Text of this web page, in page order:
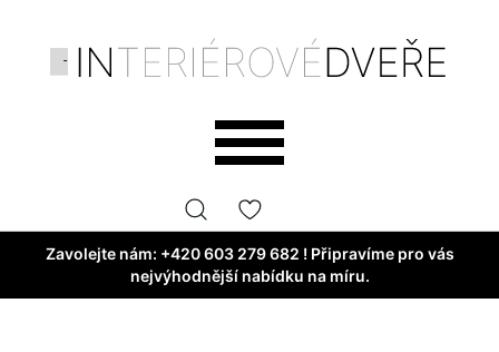
Zavolejte nám: +420 603 279 682 ! Připravíme pro vás
nejvýhodnější nabídku na míru.